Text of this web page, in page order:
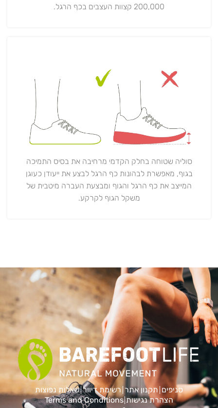
200,000 קצוות העצבים בכף הרגל.
סוליה שטוחה בחלק הקדמי מרחיבה את בסיס התמיכה
בגוף, מאפשרת לבהונות כף הרגל לבצע את ייעודן כעוגן
המייצב את כף הרגל והגוף ומבצעת העברה מיטבית של
משקל הגוף לקרקע.
סניפים תקנון אתר רשימת דיוור שאלות נפוצות
הצהרת נגישות Terms and Conditions